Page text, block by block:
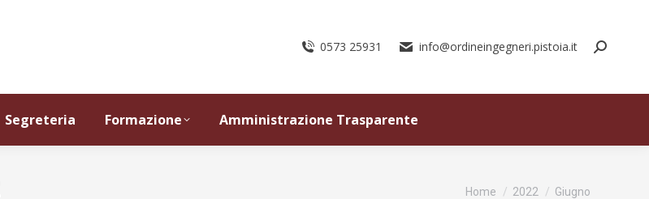
0573 25931 info@ordineingegneri.pistoia.it
Segreteria Formazione Amministrazione Trasparente
Tu sei qui:
Home 2022 Giugno